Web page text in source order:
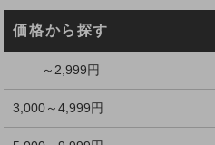
価格から探す
～2,999円
3,000～4,999円